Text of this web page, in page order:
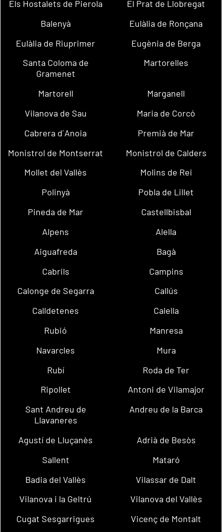
Els Hostalets de Pierola
El Prat de Llobregat
Balenyà
Eulàlia de Ronçana
Eulàlia de Riuprimer
Eugènia de Berga
Santa Coloma de
Gramenet
Martorelles
Martorell
Marganell
Vilanova de Sau
Maria de Corcó
Cabrera d´Anoia
Premià de Mar
Monistrol de Montserrat
Monistrol de Calders
Mollet del Vallès
Molins de Rei
Polinyà
Pobla de Lillet
Pineda de Mar
Castellbisbal
Alpens
Alella
Aiguafreda
Bagà
Cabrils
Campins
Calonge de Segarra
Callús
Calldetenes
Calella
Rubió
Manresa
Navarcles
Mura
Rubí
Roda de Ter
Ripollet
Antoni de Vilamajor
Sant Andreu de
Llavaneres
Andreu de la Barca
Agustí de Lluçanès
Adrià de Besòs
Sallent
Mataró
Badia del Vallès
Vilassar de Dalt
Vilanova i la Geltrú
Vilanova del Vallès
Cugat Sesgarrigues
Vicenç de Montalt